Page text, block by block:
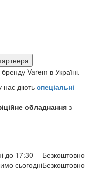
Varem в Україні.
нас діють спеціальні
обладнанняз
до 17:30
Безкоштовно
сьогодніБезкоштовно